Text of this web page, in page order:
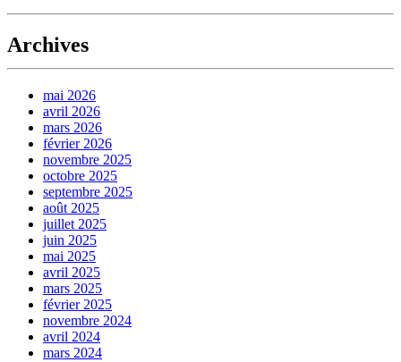
Archives
mai 2026
avril 2026
mars 2026
février 2026
novembre 2025
octobre 2025
septembre 2025
août 2025
juillet 2025
juin 2025
mai 2025
avril 2025
mars 2025
février 2025
novembre 2024
avril 2024
mars 2024